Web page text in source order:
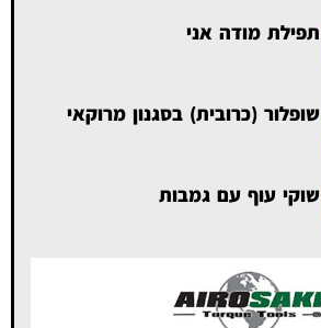
תפילת מודה אני
שופלור (כרובית) בסגנון מרוקאי
שוקי עוף עם גמבות